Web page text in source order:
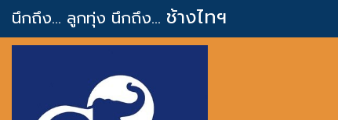
นึกถึง... ลูกทุ่ง นึกถึง... ช้างไทฯ